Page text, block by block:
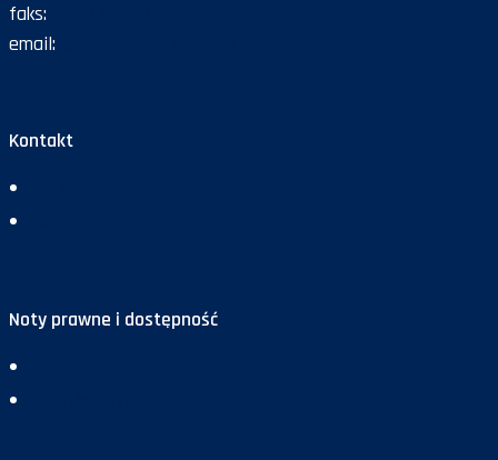
faks:
email:
Kontakt
Noty prawne i dostępność